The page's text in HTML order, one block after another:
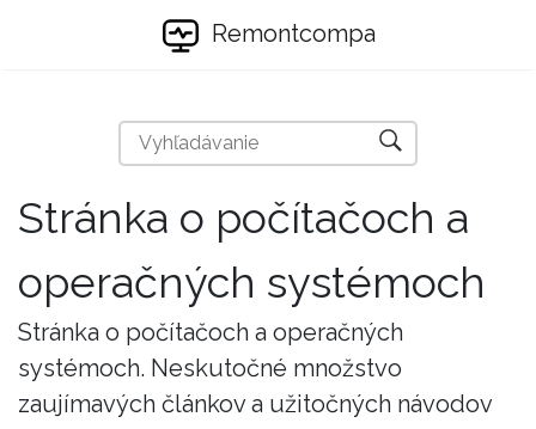
Remontcompa
Stránka o počítačoch a
operačných systémoch
Stránka o počítačoch a operačných
systémoch. Neskutočné množstvo
zaujímavých článkov a užitočných návodov